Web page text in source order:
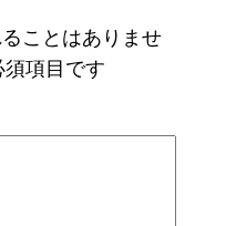
ことはありませ
項目です